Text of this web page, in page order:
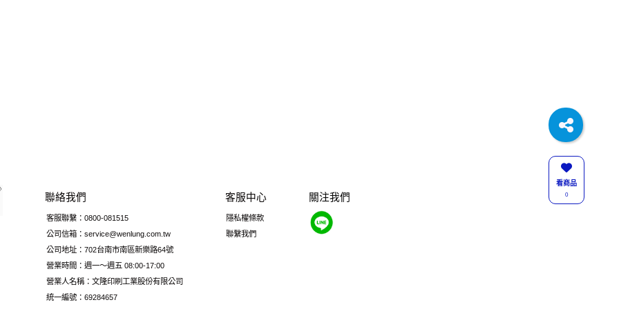
聯絡我們
客服聯繫：0800-081515
公司信箱：service@wenlung.com.tw
公司地址：702台南市南區新樂路64號
營業時間：週一～週五 08:00-17:00
營業人名稱：文隆印刷工業股份有限公司
統一編號：69284657
客服中心
隱私權條款
聯繫我們
關注我們
看商品
0